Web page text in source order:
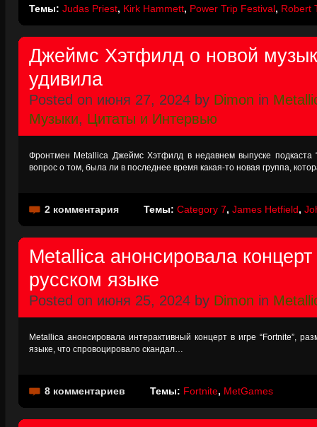
Темы: Judas Priest, Kirk Hammett, Power Trip Festival, Robert
Джеймс Хэтфилд о новой
удивила
Posted on июня 27, 2024 by Dimon in
Музыки, Цитаты и Интервью
Фронтмен Metallica Джеймс Хэтфилд в недавнем выпуске подкаста
вопрос о том, была ли в последнее время какая-то новая группа,
2 комментария Темы: Category 7, James Hetfield,
Metallica анонсировала
русском языке
Posted on июня 25, 2024 by Dimon in
Metallica анонсировала интерактивный концерт в игре “Fortnite”,
языке, что спровоцировало скандал…
8 комментариев Темы: Fortnite, MetGames